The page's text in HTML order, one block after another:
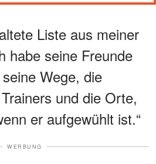
Liste aus meiner
habe seine Freunde
Wege, die
und die Orte,
er aufgewühlt ist.“
WERBUNG